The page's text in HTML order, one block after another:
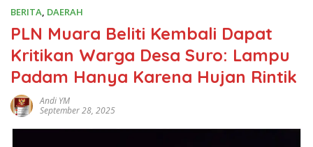
BERITA, DAERAH
PLN Muara Beliti Kembali Dapat
Kritikan Warga Desa Suro: Lampu
Padam Hanya Karena Hujan Rintik
Andi YM
September 28, 2025